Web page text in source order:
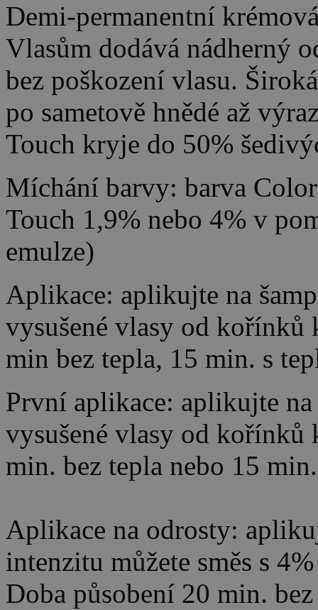
Demi-permanentní
Vlasům dodává nádherný
bez poškození vlasu.
po sametově hnědé až
Touch kryje do 50%
Míchání barvy: barva
Touch 1,9% nebo 4% v
emulze)
Aplikace: aplikujte na
vysušené vlasy od kořínků
min bez tepla, 15 min. s
První aplikace: aplikujte
vysušené vlasy od kořínků
min. bez tepla nebo 15
Aplikace na odrosty:
intenzitu můžete směs s
Doba působení 20 min.